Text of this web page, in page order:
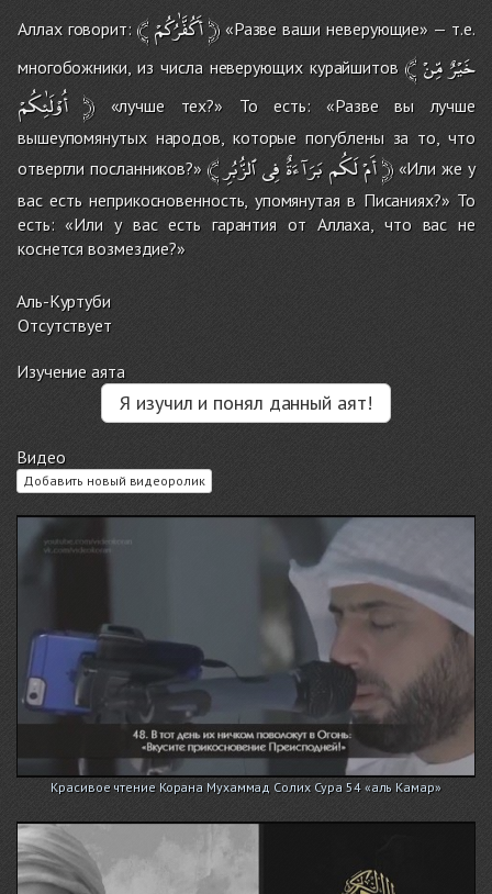
Аллах говорит:﴾أَكُفَّٰرُكُمْ﴿«Разве ваши неверующие» — т.е.
многобожники, из числа неверующих курайшитов﴾ خَيْرٌمِّنْ
أُوْلَٰئِكُمْ ﴿«лучше тех?» То есть: «Разве вы лучше
вышеупомянутых народов, которые погублены за то, что
отвергли посланников?»﴾ أَمْلَكُمبَرَآءَةٌفِىٱلزُّبُرِ ﴿«Или же у
вас есть неприкосновенность, упомянутая в Писаниях?» То
есть: «Или у вас есть гарантия от Аллаха, что вас не
коснется возмездие?»
Аль-Куртуби
Отсутствует
Изучение аята
Я изучил и понял данный аят!
Видео
Добавить новый видеоролик
Красивое чтение Корана Мухаммад Солих Сура 54 «аль Камар»